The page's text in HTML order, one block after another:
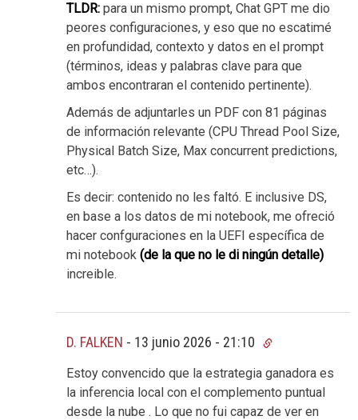
TLDR: para un mismo prompt, Chat GPT me dio
peores configuraciones, y eso que no escatimé
en profundidad, contexto y datos en el prompt
(términos, ideas y palabras clave para que
ambos encontraran el contenido pertinente).
Además de adjuntarles un PDF con 81 páginas
de información relevante (CPU Thread Pool Size,
Physical Batch Size, Max concurrent predictions,
etc…).
Es decir: contenido no les faltó. E inclusive DS,
en base a los datos de mi notebook, me ofreció
hacer confguraciones en la UEFI específica de
mi notebook (de la que no le di ningún detalle)
increible.
D. FALKEN - 13 junio 2026 - 21:10
Estoy convencido que la estrategia ganadora es
la inferencia local con el complemento puntual
desde la nube . Lo que no fui capaz de ver en